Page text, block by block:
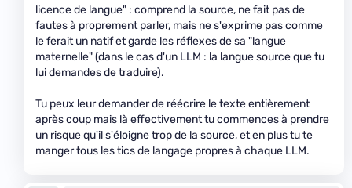
licence de langue" : comprend la source, ne fait pas de
fautes à proprement parler, mais ne s'exprime pas comme
le ferait un natif et garde les réflexes de sa "langue
maternelle" (dans le cas d'un LLM : la langue source que tu
lui demandes de traduire).
Tu peux leur demander de réécrire le texte entièrement
après coup mais là effectivement tu commences à prendre
un risque qu'il s'éloigne trop de la source, et en plus tu te
manger tous les tics de langage propres à chaque LLM.